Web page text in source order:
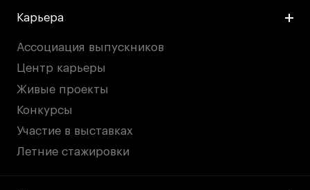
Карьера
Ассоциация выпускников
Центр карьеры
Живые проекты
Конкурсы
Участие в выставках
Летние стажировки